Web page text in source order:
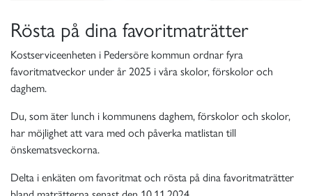
Rösta på dina favoritmaträtter
Kostserviceenheten i Pedersöre kommun ordnar fyra
favoritmatveckor under år 2025 i våra skolor, förskolor och
daghem.
Du, som äter lunch i kommunens daghem, förskolor och skolor,
har möjlighet att vara med och påverka matlistan till
önskematsveckorna.
Delta i enkäten om favoritmat och rösta på dina favoritmaträtter